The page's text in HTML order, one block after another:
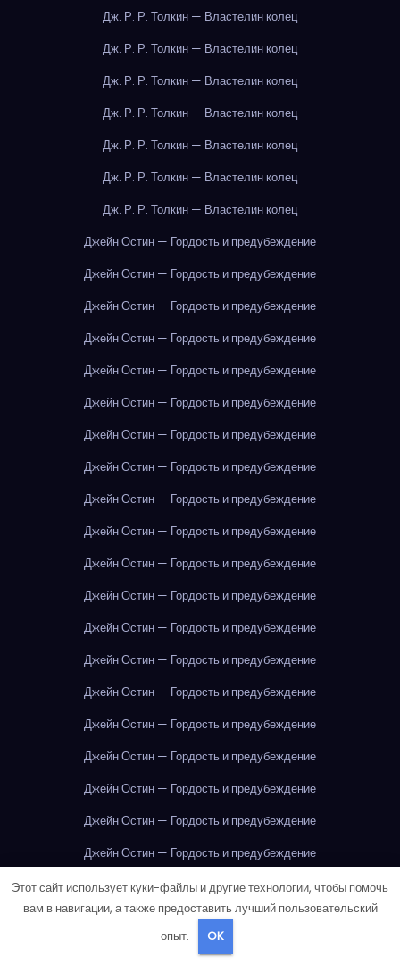
Дж. Р. Р. Толкин — Властелин колец
Дж. Р. Р. Толкин — Властелин колец
Дж. Р. Р. Толкин — Властелин колец
Дж. Р. Р. Толкин — Властелин колец
Дж. Р. Р. Толкин — Властелин колец
Дж. Р. Р. Толкин — Властелин колец
Дж. Р. Р. Толкин — Властелин колец
Джейн Остин — Гордость и предубеждение
Джейн Остин — Гордость и предубеждение
Джейн Остин — Гордость и предубеждение
Джейн Остин — Гордость и предубеждение
Джейн Остин — Гордость и предубеждение
Джейн Остин — Гордость и предубеждение
Джейн Остин — Гордость и предубеждение
Джейн Остин — Гордость и предубеждение
Джейн Остин — Гордость и предубеждение
Джейн Остин — Гордость и предубеждение
Джейн Остин — Гордость и предубеждение
Джейн Остин — Гордость и предубеждение
Джейн Остин — Гордость и предубеждение
Джейн Остин — Гордость и предубеждение
Джейн Остин — Гордость и предубеждение
Джейн Остин — Гордость и предубеждение
Джейн Остин — Гордость и предубеждение
Джейн Остин — Гордость и предубеждение
Джейн Остин — Гордость и предубеждение
Джейн Остин — Гордость и предубеждение
Джейн Остин — Гордость и предубеждение
Джек Лондон — Белый Клык
Джордж Оруэлл — 1984
Этот сайт использует куки-файлы и другие технологии, чтобы помочь
вам в навигации, а также предоставить лучший пользовательский
опыт.
OK